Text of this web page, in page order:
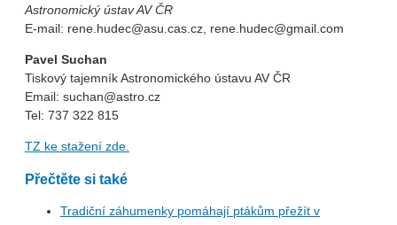
Astronomický ústav AV ČR
E-mail: rene.hudec@asu.cas.cz, rene.hudec@gmail.com
Pavel Suchan
Tiskový tajemník Astronomického ústavu AV ČR
Email: suchan@astro.cz
Tel: 737 322 815
TZ ke stažení zde.
Přečtěte si také
Tradiční záhumenky pomáhají ptákům přežít v